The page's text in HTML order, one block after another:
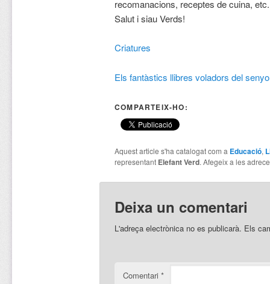
recomanacions, receptes de cuina, etc.
Salut i siau Verds!
Criatures
Els fantàstics llibres voladors del
COMPARTEIX-HO:
Aquest article s'ha catalogat com a Educació,
representant Elefant Verd. Afegeix a les
Deixa un comentari
L'adreça electrònica no es publicarà. Els
Comentari *